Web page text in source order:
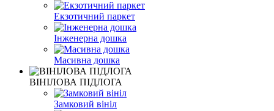
Екзотичний паркет
Інженерна дошка
Масивна дошка
ВІНІЛОВА ПІДЛОГА
Замковий вініл